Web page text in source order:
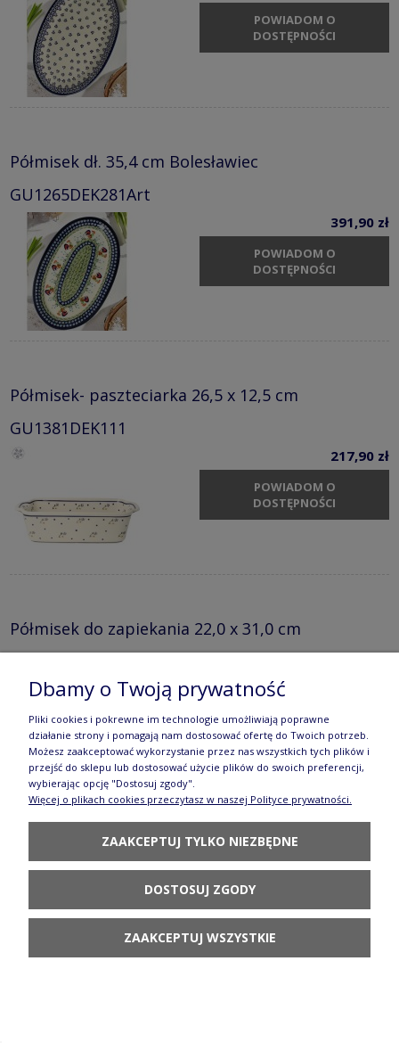
POWIADOM O
DOSTĘPNOŚCI
Półmisek dł. 35,4 cm Bolesławiec
GU1265DEK281Art
391,90 zł
POWIADOM O
DOSTĘPNOŚCI
Półmisek- paszteciarka 26,5 x 12,5 cm
GU1381DEK111
217,90 zł
POWIADOM O
DOSTĘPNOŚCI
Półmisek do zapiekania 22,0 x 31,0 cm
DO KOSZYKA
Półmisek dł. 37,4 cm GU1429DEK166A
POWIADOM O
DOSTĘPNOŚCI
Dbamy o Twoją prywatność
Pliki cookies i pokrewne im technologie umożliwiają poprawne
działanie strony i pomagają nam dostosować ofertę do Twoich potrzeb.
Możesz zaakceptować wykorzystanie przez nas wszystkich tych plików i
przejść do sklepu lub dostosować użycie plików do swoich preferencji,
wybierając opcję "Dostosuj zgody".
Więcej o plikach cookies przeczytasz w naszej Polityce prywatności.
ZAAKCEPTUJ TYLKO NIEZBĘDNE
DOSTOSUJ ZGODY
ZAAKCEPTUJ WSZYSTKIE